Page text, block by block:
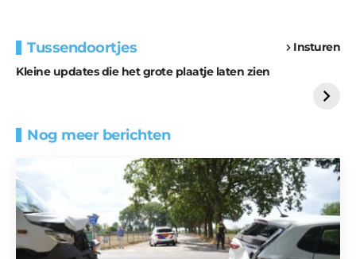
Tussendoortjes
Insturen
Kleine updates die het grote plaatje laten zien
Extra bouwmateriaal
voor kabouters
Tunnels blijven een
uitdaging
Nog meer berichten